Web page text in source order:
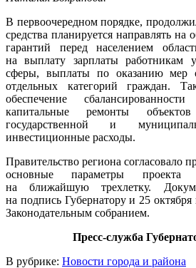
В первоочередном порядке,
средства планируется направлять на
гарантий перед населением
на выплату зарплаты работникам
сферы, выплаты по оказанию мер
отдельных категорий граждан.
обеспечение
капитальные ремонты
государственной и
инвестиционные расходы.
Правительство региона
основные параметры проекта
на ближайшую трехлетку.
на подпись Губернатору и 25 октября
Законодательным собранием.
Пресс-служба
В рубрике: Новости города и района